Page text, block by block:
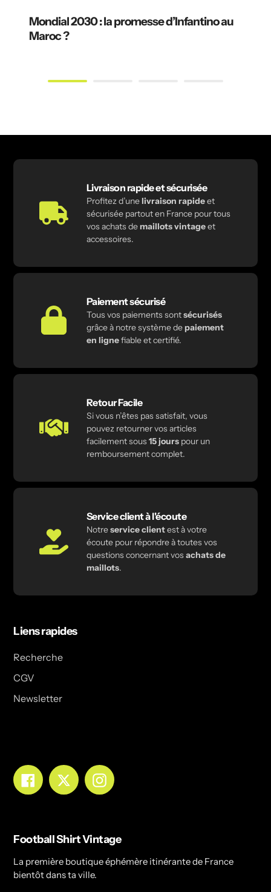
Mondial 2030 : la promesse d’Infantino au
Maroc ?
Livraison rapide et sécurisée
Profitez d’unelivraison rapideet
sécurisée partout en France pour tous
vos achats demaillots vintageet
accessoires.
Paiement sécurisé
Tous vos paiements sontsécurisés
grâce à notre système depaiement
en lignefiable et certifié.
Retour Facile
Si vous n’êtes pas satisfait, vous
pouvez retourner vos articles
facilement sous15 jourspour un
remboursement complet.
Service client à l'écoute
Notreservice clientest à votre
écoute pour répondre à toutes vos
questions concernant vosachats de
maillots.
Liens rapides
Recherche
CGV
Newsletter
FacebookTwitterInstagram
Football Shirt Vintage
La première boutique éphémère itinérante de France
bientôt dans ta ville.